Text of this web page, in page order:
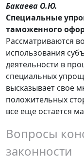
Бакаева О.Ю.
Специальные
таможенного
Рассматриваются
использования
деятельности в
специальных
высказывает свое
положительных
все еще остается
Вопросы
законности